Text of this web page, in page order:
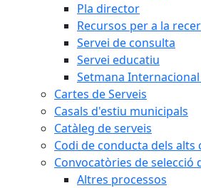
Pla director
Recursos per a la
Servei de consulta
Servei educatiu
Setmana
Cartes de Serveis
Casals d'estiu municipals
Catàleg de serveis
Codi de conducta dels alts
Convocatòries de selecció
Altres processos